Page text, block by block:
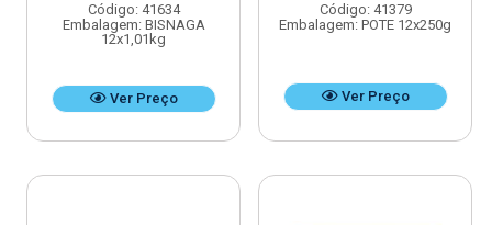
Código: 41634
Embalagem: BISNAGA
12x1,01kg
Ver Preço
Código: 41379
Embalagem: POTE 12x250g
Ver Preço